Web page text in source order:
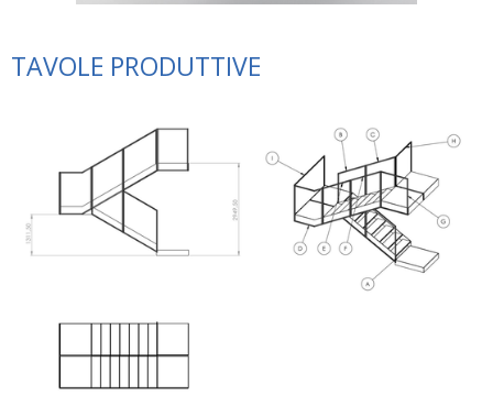
TAVOLE PRODUTTIVE